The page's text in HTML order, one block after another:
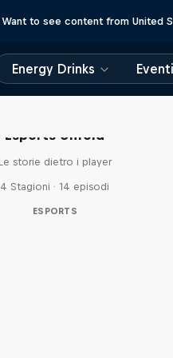
Want to see content from United
Energy Drinks Eventi
Esports Unfold
Le storie dietro i player
4 Stagioni · 14 episodi
ESPORTS